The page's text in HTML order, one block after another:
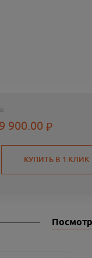
900.00
КУПИТЬ В 1 КЛИК